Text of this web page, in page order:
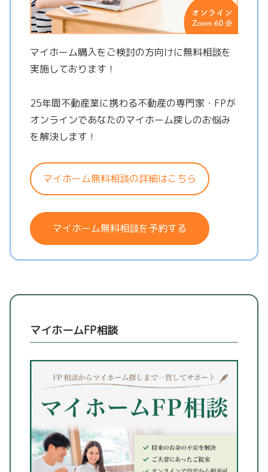
マイホーム購入をご検討の方向けに無料相談を
実施しております！
25年間不動産業に携わる不動産の専門家・FPが
オンラインであなたのマイホーム探しのお悩み
を解決します！
マイホーム無料相談の詳細はこちら
マイホーム無料相談を予約する
マイホームFP相談